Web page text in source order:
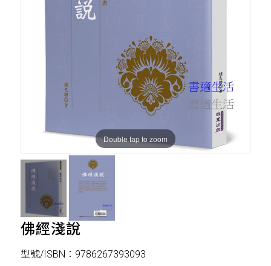
Double tap to zoom
佛經淺說
型號/ISBN：9786267393093